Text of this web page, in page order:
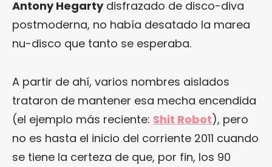
Antony Hegartydisfrazado de disco-diva
postmoderna, no había desatado la marea
nu-disco que tanto se esperaba.
A partir de ahí, varios nombres aislados
trataron de mantener esa mecha encendida
(el ejemplo más reciente: Shit Robot), pero
no es hasta el inicio del corriente 2011 cuando
se tiene la certeza de que, por fin, los 90